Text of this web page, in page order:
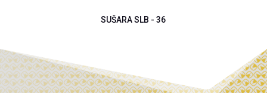
SUŠARA SLB - 36